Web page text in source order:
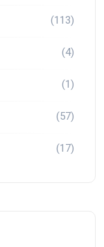
(113)
(4)
(1)
(57)
(17)